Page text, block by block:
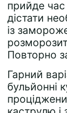
прийде час
дістати
із
Повторно
Гарний
бульйонні